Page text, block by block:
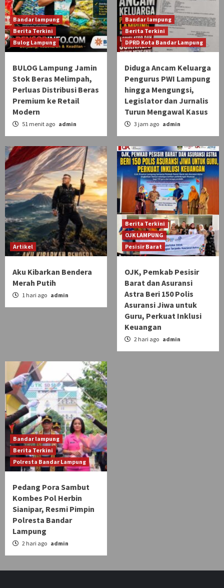
Bandar lampung
Berita Terkini
Bulog Lampung
BULOG Lampung Jamin
Stok Beras Melimpah,
Perluas Distribusi Beras
Premium ke Retail
Modern
51 menit ago admin
Bandar lampung
Berita Terkini
DPRD Kota Bandar Lampung
Diduga Ancam Keluarga
Pengurus PWI Lampung
hingga Mengungsi,
Legislator dan Jurnalis
Turun Mengawal Kasus
3 jam ago admin
Artikel
Aku Kibarkan Bendera
Merah Putih
1 hari ago admin
Berita Terkini
OJK LAMPUNG
Pesisir Barat
OJK, Pemkab Pesisir
Barat dan Asuransi
Astra Beri 150 Polis
Asuransi Jiwa untuk
Guru, Perkuat Inklusi
Keuangan
2 hari ago admin
Bandar lampung
Berita Terkini
Polresta Bandar Lampung
Pedang Pora Sambut
Kombes Pol Herbin
Sianipar, Resmi Pimpin
Polresta Bandar
Lampung
2 hari ago admin